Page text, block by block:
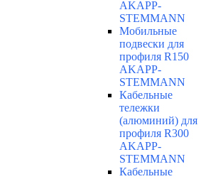
AKAPP-
STEMMANN
Мобильные
подвески для
профиля R150
AKAPP-
STEMMANN
Кабельные
тележки
(алюминий) для
профиля R300
AKAPP-
STEMMANN
Кабельные